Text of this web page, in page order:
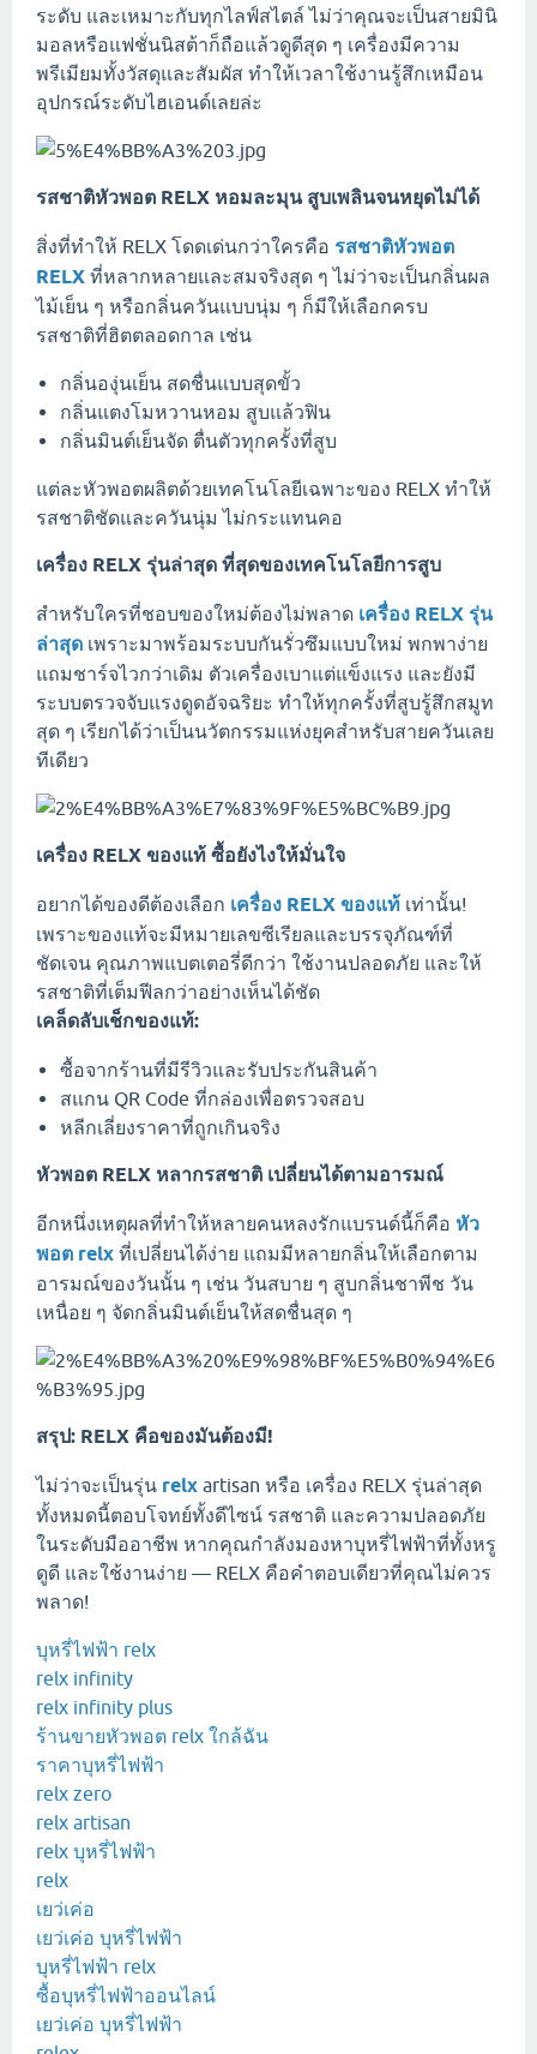
ระดับ และเหมาะกับทุกไลฟ์สไตล์ ไม่ว่าคุณจะเป็นสายมินิ
มอลหรือแฟชั่นนิสต้าก็ถือแล้วดูดีสุด ๆ เครื่องมีความ
พรีเมียมทั้งวัสดุและสัมผัส ทำให้เวลาใช้งานรู้สึกเหมือน
อุปกรณ์ระดับไฮเอนด์เลยล่ะ
รสชาติหัวพอต RELX หอมละมุน สูบเพลินจนหยุดไม่ได้
สิ่งที่ทำให้ RELX โดดเด่นกว่าใครคือ รสชาติหัวพอต
RELX ที่หลากหลายและสมจริงสุด ๆ ไม่ว่าจะเป็นกลิ่นผล
ไม้เย็น ๆ หรือกลิ่นควันแบบนุ่ม ๆ ก็มีให้เลือกครบ
รสชาติที่ฮิตตลอดกาล เช่น
กลิ่นองุ่นเย็น สดชื่นแบบสุดขั้ว
กลิ่นแตงโมหวานหอม สูบแล้วฟิน
กลิ่นมินต์เย็นจัด ตื่นตัวทุกครั้งที่สูบ
แต่ละหัวพอตผลิตด้วยเทคโนโลยีเฉพาะของ RELX ทำให้
รสชาติชัดและควันนุ่ม ไม่กระแทนคอ
เครื่อง RELX รุ่นล่าสุด ที่สุดของเทคโนโลยีการสูบ
สำหรับใครที่ชอบของใหม่ต้องไม่พลาด เครื่อง RELX รุ่น
ล่าสุด เพราะมาพร้อมระบบกันรั่วซึมแบบใหม่ พกพาง่าย
แถมชาร์จไวกว่าเดิม ตัวเครื่องเบาแต่แข็งแรง และยังมี
ระบบตรวจจับแรงดูดอัจฉริยะ ทำให้ทุกครั้งที่สูบรู้สึกสมูท
สุด ๆ เรียกได้ว่าเป็นนวัตกรรมแห่งยุคสำหรับสายควันเลย
ทีเดียว
เครื่อง RELX ของแท้ ซื้อยังไงให้มั่นใจ
อยากได้ของดีต้องเลือก เครื่อง RELX ของแท้ เท่านั้น!
เพราะของแท้จะมีหมายเลขซีเรียลและบรรจุภัณฑ์ที่
ชัดเจน คุณภาพแบตเตอรี่ดีกว่า ใช้งานปลอดภัย และให้
รสชาติที่เต็มฟีลกว่าอย่างเห็นได้ชัด
เคล็ดลับเช็กของแท้:
ซื้อจากร้านที่มีรีวิวและรับประกันสินค้า
สแกน QR Code ที่กล่องเพื่อตรวจสอบ
หลีกเลี่ยงราคาที่ถูกเกินจริง
หัวพอต RELX หลากรสชาติ เปลี่ยนได้ตามอารมณ์
อีกหนึ่งเหตุผลที่ทำให้หลายคนหลงรักแบรนด์นี้ก็คือ หัว
พอต relx ที่เปลี่ยนได้ง่าย แถมมีหลายกลิ่นให้เลือกตาม
อารมณ์ของวันนั้น ๆ เช่น วันสบาย ๆ สูบกลิ่นชาพีช วัน
เหนื่อย ๆ จัดกลิ่นมินต์เย็นให้สดชื่นสุด ๆ
สรุป: RELX คือของมันต้องมี!
ไม่ว่าจะเป็นรุ่น relx artisan หรือ เครื่อง RELX รุ่นล่าสุด
ทั้งหมดนี้ตอบโจทย์ทั้งดีไซน์ รสชาติ และความปลอดภัย
ในระดับมืออาชีพ หากคุณกำลังมองหาบุหรี่ไฟฟ้าที่ทั้งหรู
ดูดี และใช้งานง่าย — RELX คือคำตอบเดียวที่คุณไม่ควร
พลาด!
บุหรี่ไฟฟ้า relx
relx infinity
relx infinity plus
ร้านขายหัวพอต relx ใกล้ฉัน
ราคาบุหรี่ไฟฟ้า
relx zero
relx artisan
relx บุหรี่ไฟฟ้า
relx
เยว่เค่อ
เยว่เค่อ บุหรี่ไฟฟ้า
บุหรี่ไฟฟ้า relx
ซื้อบุหรี่ไฟฟ้าออนไลน์
เยว่เค่อ บุหรี่ไฟฟ้า